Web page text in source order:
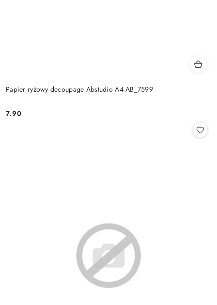
Papier ryżowy decoupage Abstudio A4 AB_7599
Cena:
7.90